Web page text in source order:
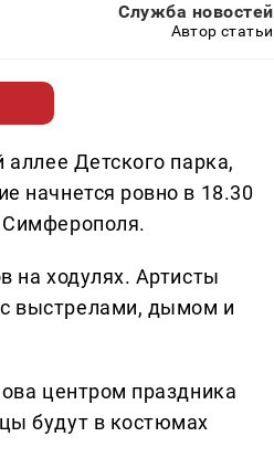
Служба новостей
Автор статьи
Детского парка,
начнется ровно в 18.30
Симферополя.
на ходулях. Артисты
выстрелами, дымом и
центром праздника
будут в костюмах